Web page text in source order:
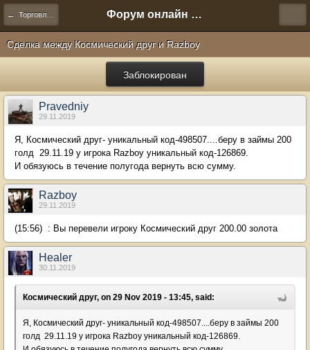
← Торговля и сделки Форум онлайн игры "Новая Эра" (Нюра Биз)
Сделка между Космический друг и Razboy
Заблокирован
Pravedniy
29.11.2019
Я, Космический друг- уникальный код-498507....беру в займы 200
голд 29.11.19 у игрока Razboy уникальный код-126869.
И обязуюсь в течение полугода вернуть всю сумму.
Razboy
29.11.2019
(15:56) : Вы перевели игроку Космический друг 200.00 золота
Healer
30.11.2019
Космический друг, on 29 Nov 2019 - 13:45, said:
Я, Космический друг- уникальный код-498507....беру в займы 200
голд 29.11.19 у игрока Razboy уникальный код-126869.